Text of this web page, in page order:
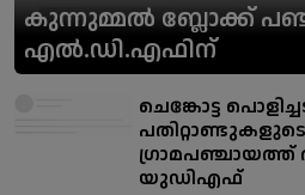
കുന്നുമ്മൽ ബ്ലോക്ക്
എൽ.ഡി.എഫിന്
ചെങ്കോട്ട
ഗ്രാമപഞ്ചായത്ത്
യുഡിഎഫ്